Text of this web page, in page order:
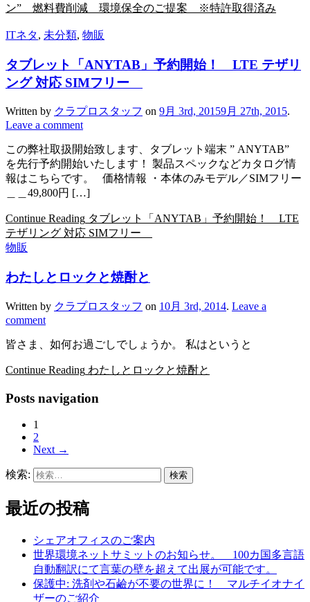
ン” 燃料費削減 環境保全のご提案 ※特許取得済み
ITネタ, 未分類, 物販
タブレット「ANYTAB」予約開始！ LTE テザリ
ング 対応 SIMフリー
Written by クラプロスタッフ on 9月 3rd, 20159月 27th, 2015.
Leave a comment
この弊社取扱開始致します、タブレット端末 ” ANYTAB”
を先行予約開始いたします！ 製品スペックなどカタログ情
報はこちらです。 価格情報 ・本体のみモデル／SIMフリー
＿＿49,800円 […]
Continue Reading タブレット「ANYTAB」予約開始！ LTE
テザリング 対応 SIMフリー
物販
わたしとロックと焼酎と
Written by クラプロスタッフ on 10月 3rd, 2014. Leave a
comment
皆さま、如何お過ごしでしょうか。 私はというと
Continue Reading わたしとロックと焼酎と
Posts navigation
1
2
Next →
検索:
最近の投稿
シェアオフィスのご案内
世界環境ネットサミットのお知らせ。 100カ国多言語
自動翻訳にて言葉の壁を超えて出展が可能です。
保護中: 洗剤や石鹼が不要の世界に！ マルチイオナイ
ザーのご紹介